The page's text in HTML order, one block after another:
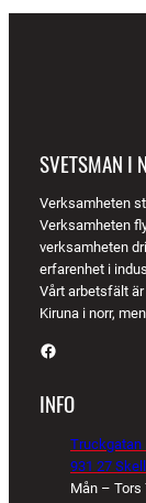
SVETSMAN I
Verksamheten
Verksamheten
verksamheten
erfarenhet i
Vårt arbetsfält
Kiruna i norr,
Facebook
INFO
Truckgatan
931 27
Mån – Tors